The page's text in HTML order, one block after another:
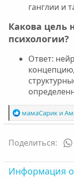
ганглии и
Какова цель
психологии?​
Ответ:
Р
е
к
ц
и
:
мамаСарики
Поделиться:
Информация о